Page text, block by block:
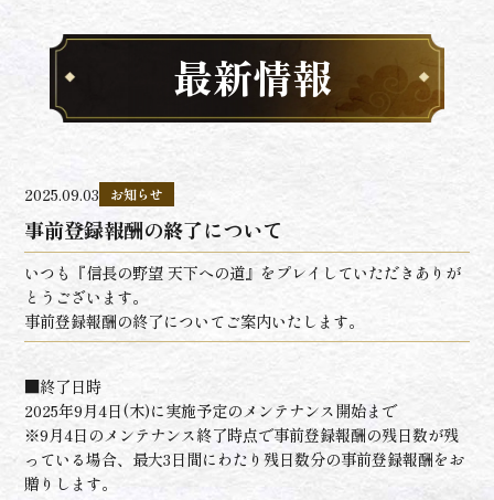
最新情報
2025.09.03 お知らせ
事前登録報酬の終了について
いつも『信長の野望 天下への道』をプレイしていただきありが
とうございます。
事前登録報酬の終了についてご案内いたします。
■終了日時
2025年9月4日(木)に実施予定のメンテナンス開始まで
※9月4日のメンテナンス終了時点で事前登録報酬の残日数が残
っている場合、最大3日間にわたり残日数分の事前登録報酬をお
贈りします。